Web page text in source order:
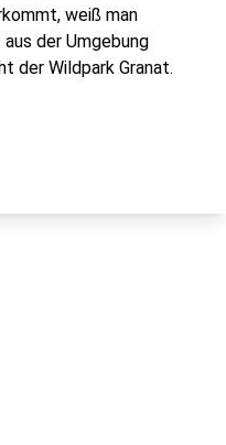
weiß man
der Umgebung
der Wildpark Granat.